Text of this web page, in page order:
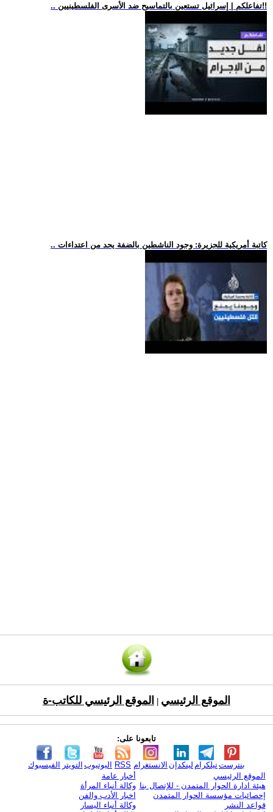
.. تفاعلكم | إسرائيل تستعين بالتماسيح ضد الأسرى الفلسطينيين!!
.. كاتبة أمريكية للجزيرة: وجود الناشطين بالضفة يحد من اعتداءات
الموقع الرئيسي الموقع الرئيسي للكاتب-ة
تابعونا على:
الفيسبوك التويتر اليوتيوب RSS الانستغرام لينكدإن تيلكرامبنترست
الموقع الرئيسي
هيئة ادارة الحوار المتمدن - للإتصال بنا
إحصائيات مؤسسة الحوار المتمدن
قواعد النشر
أخبار عامة
وكالة أنباء المرأة
اخبار الأدب والفن
وكالة أنباء اليسار